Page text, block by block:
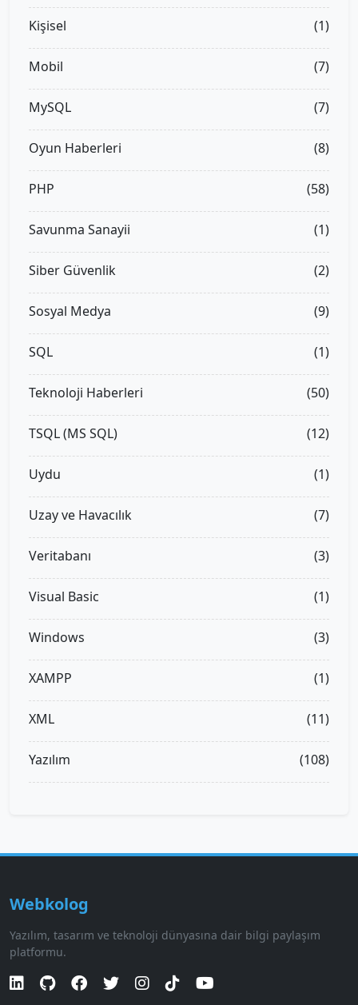
Kişisel (1)
Mobil (7)
MySQL (7)
Oyun Haberleri (8)
PHP (58)
Savunma Sanayii (1)
Siber Güvenlik (2)
Sosyal Medya (9)
SQL (1)
Teknoloji Haberleri (50)
TSQL (MS SQL) (12)
Uydu (1)
Uzay ve Havacılık (7)
Veritabanı (3)
Visual Basic (1)
Windows (3)
XAMPP (1)
XML (11)
Yazılım (108)
Webkolog
Yazılım, tasarım ve teknoloji dünyasına dair bilgi paylaşım
platformu.